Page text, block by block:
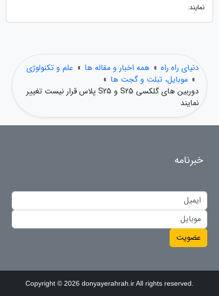
نمایند.
دنیای راه راه » همه اخبار و مقاله ها » علم و تکنولوژی
» موبایل، تبلت و گجت ها »
دوربین های گلکسی S25 و S25 پلاس قرار نیست تغییر
نمایند
خبرنامه
عضویت
Copyright © 2026 donyayerahrah.ir All rights reserved.